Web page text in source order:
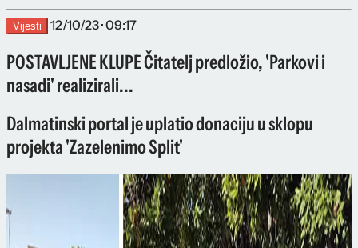
Vijesti 12/10/23 · 09:17
POSTAVLJENE KLUPE Čitatelj predložio, 'Parkovi i
nasadi' realizirali...
Dalmatinski portal je uplatio donaciju u sklopu
projekta 'Zazelenimo Split'